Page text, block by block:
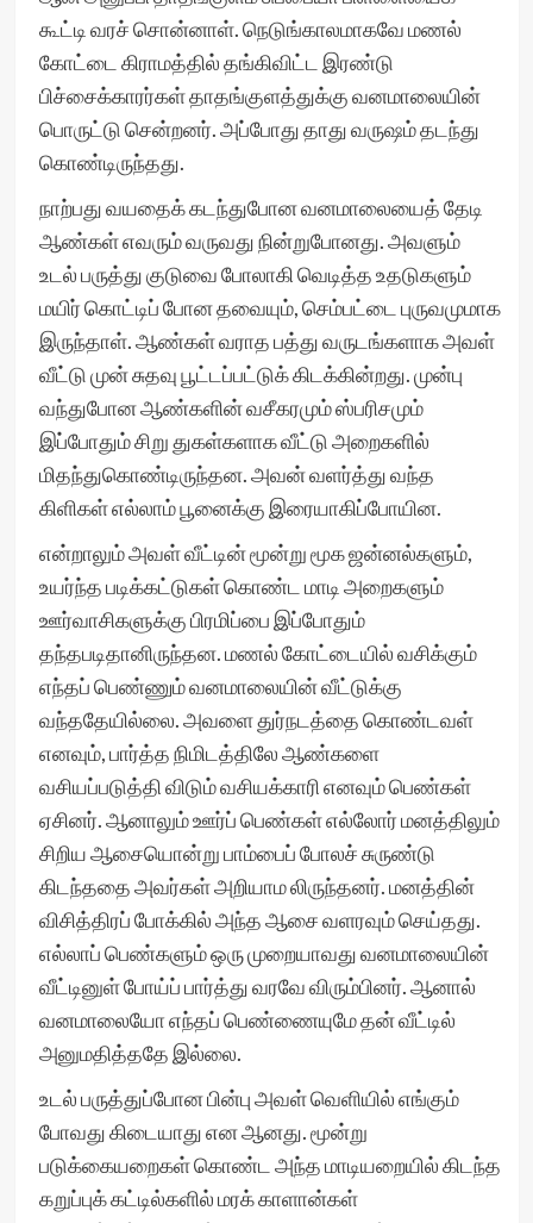
கூட்டி வரச் சொன்னாள். நெடுங்காலமாகவே மணல்
கோட்டை கிராமத்தில் தங்கிவிட்ட இரண்டு
பிச்சைக்காரர்கள் தாதங்குளத்துக்கு வனமாலையின்
பொருட்டு சென்றனர். அப்போது தாது வருஷம் தடந்து
கொண்டிருந்தது.
நாற்பது வயதைக் கடந்துபோன வனமாலையைத் தேடி
ஆண்கள் எவரும் வருவது நின்றுபோனது. அவளும்
உடல் பருத்து குடுவை போலாகி வெடித்த உதடுகளும்
மயிர் கொட்டிப் போன தவையும், செம்பட்டை புருவமுமாக
இருந்தாள். ஆண்கள் வராத பத்து வருடங்களாக அவள்
வீட்டு முன் சுதவு பூட்டப்பட்டுக் கிடக்கின்றது. முன்பு
வந்துபோன ஆண்களின் வசீகரமும் ஸ்பரிசமும்
இப்போதும் சிறு துகள்களாக வீட்டு அறைகளில்
மிதந்துகொண்டிருந்தன. அவன் வளர்த்து வந்த
கிளிகள் எல்லாம் பூனைக்கு இரையாகிப்போயின.
என்றாலும் அவள் வீட்டின் மூன்று மூக ஜன்னல்களும்,
உயர்ந்த படிக்கட்டுகள் கொண்ட மாடி அறைகளும்
ஊர்வாசிகளுக்கு பிரமிப்பை இப்போதும்
தந்தபடிதானிருந்தன. மணல் கோட்டையில் வசிக்கும்
எந்தப் பெண்ணும் வனமாலையின் வீட்டுக்கு
வந்ததேயில்லை. அவளை துர்நடத்தை கொண்டவள்
எனவும், பார்த்த நிமிடத்திலே ஆண்களை
வசியப்படுத்தி விடும் வசியக்காரி எனவும் பெண்கள்
ஏசினர். ஆனாலும் ஊர்ப் பெண்கள் எல்லோர் மனத்திலும்
சிறிய ஆசையொன்று பாம்பைப் போலச் சுருண்டு
கிடந்ததை அவர்கள் அறியாம லிருந்தனர். மனத்தின்
விசித்திரப் போக்கில் அந்த ஆசை வளரவும் செய்தது.
எல்லாப் பெண்களும் ஒரு முறையாவது வனமாலையின்
வீட்டினுள் போய்ப் பார்த்து வரவே விரும்பினர். ஆனால்
வனமாலையோ எந்தப் பெண்ணையுமே தன் வீட்டில்
அனுமதித்ததே இல்லை.
உடல் பருத்துப்போன பின்பு அவள் வெளியில் எங்கும்
போவது கிடையாது என ஆனது. மூன்று
படுக்கையறைகள் கொண்ட அந்த மாடியறையில் கிடந்த
கறுப்புக் கட்டில்களில் மரக் காளான்கள்